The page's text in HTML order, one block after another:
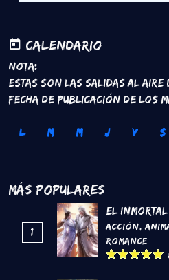
Calendario
Nota:
Estas son las salidas al aire
fecha de publicación de los
L M M J V S
Más Populares
1
El
Acción,
Romance